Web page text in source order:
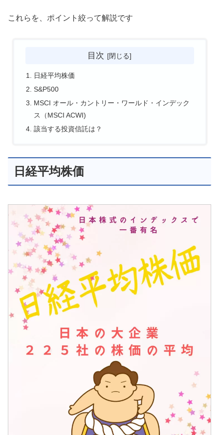
これらを、ポイント絞って解説です
目次
日経平均株価
S&P500
MSCI オール・カントリー・ワールド・インデック
ス（MSCI ACWI)
該当する投資信託は？
日経平均株価